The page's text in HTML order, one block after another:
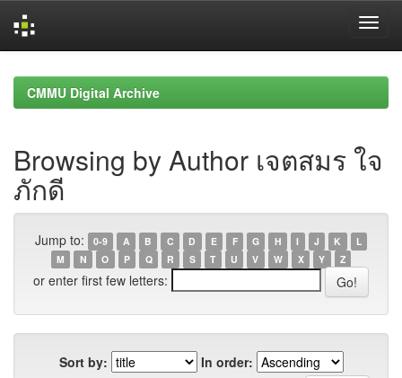
navigationCMMU Digital Archive
Browsing by Author เจตสมร ใจ
ภักดี
Jump to: 0-9 A B C D E F G H I J K
L
M
N O P Q R S T U V W X Y Z
or enter first few letters:
Sort by:
In order: